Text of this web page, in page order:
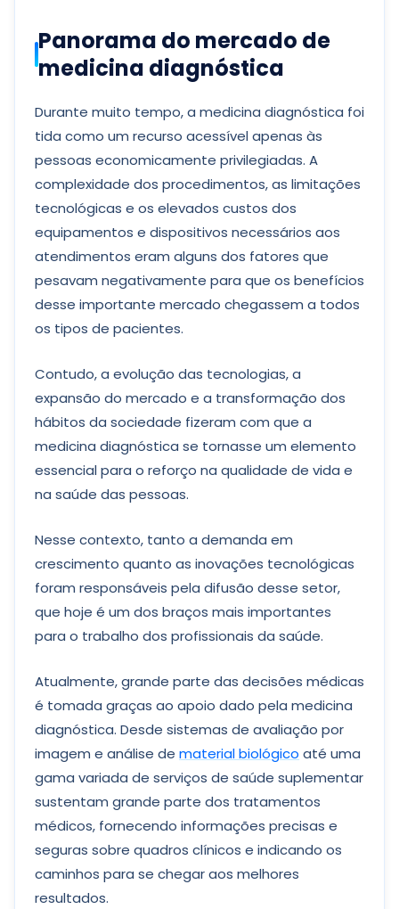
Panorama do mercado de
medicina diagnóstica
Durante muito tempo, a medicina diagnóstica foi
tida como um recurso acessível apenas às
pessoas economicamente privilegiadas. A
complexidade dos procedimentos, as limitações
tecnológicas e os elevados custos dos
equipamentos e dispositivos necessários aos
atendimentos eram alguns dos fatores que
pesavam negativamente para que os benefícios
desse importante mercado chegassem a todos
os tipos de pacientes.
Contudo, a evolução das tecnologias, a
expansão do mercado e a transformação dos
hábitos da sociedade fizeram com que a
medicina diagnóstica se tornasse um elemento
essencial para o reforço na qualidade de vida e
na saúde das pessoas.
Nesse contexto, tanto a demanda em
crescimento quanto as inovações tecnológicas
foram responsáveis pela difusão desse setor,
que hoje é um dos braços mais importantes
para o trabalho dos profissionais da saúde.
Atualmente, grande parte das decisões médicas
é tomada graças ao apoio dado pela medicina
diagnóstica. Desde sistemas de avaliação por
imagem e análise de material biológico até uma
gama variada de serviços de saúde suplementar
sustentam grande parte dos tratamentos
médicos, fornecendo informações precisas e
seguras sobre quadros clínicos e indicando os
caminhos para se chegar aos melhores
resultados.